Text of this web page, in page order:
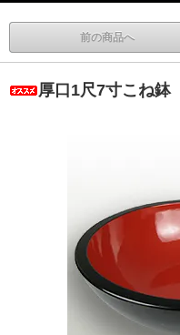
前の商品へ
厚口1尺7寸こね鉢